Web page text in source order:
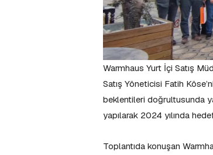
Warmhaus Yurt İçi Satış
Satış Yöneticisi Fatih
beklentileri doğrultusunda
yapılarak 2024 yılında
Toplantıda konuşan